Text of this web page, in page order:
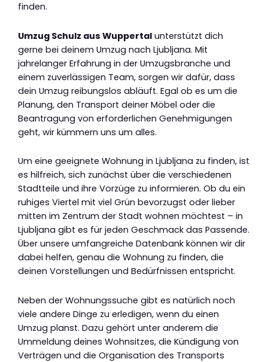
finden.
Umzug Schulz aus Wuppertal unterstützt dich
gerne bei deinem Umzug nach Ljubljana. Mit
jahrelanger Erfahrung in der Umzugsbranche und
einem zuverlässigen Team, sorgen wir dafür, dass
dein Umzug reibungslos abläuft. Egal ob es um die
Planung, den Transport deiner Möbel oder die
Beantragung von erforderlichen Genehmigungen
geht, wir kümmern uns um alles.
Um eine geeignete Wohnung in Ljubljana zu finden, ist
es hilfreich, sich zunächst über die verschiedenen
Stadtteile und ihre Vorzüge zu informieren. Ob du ein
ruhiges Viertel mit viel Grün bevorzugst oder lieber
mitten im Zentrum der Stadt wohnen möchtest – in
Ljubljana gibt es für jeden Geschmack das Passende.
Über unsere umfangreiche Datenbank können wir dir
dabei helfen, genau die Wohnung zu finden, die
deinen Vorstellungen und Bedürfnissen entspricht.
Neben der Wohnungssuche gibt es natürlich noch
viele andere Dinge zu erledigen, wenn du einen
Umzug planst. Dazu gehört unter anderem die
Ummeldung deines Wohnsitzes, die Kündigung von
Verträgen und die Organisation des Transports